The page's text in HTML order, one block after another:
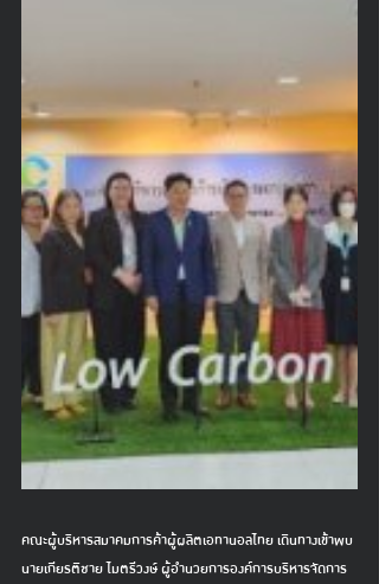
คณะผู้บริหารสมาคมการค้าผู้ผลิตเอทานอลไทย เดินทางเข้าพบ
นายเกียรติชาย ไมตรีวงษ์ ผู้อำนวยการองค์การบริหารจัดการ